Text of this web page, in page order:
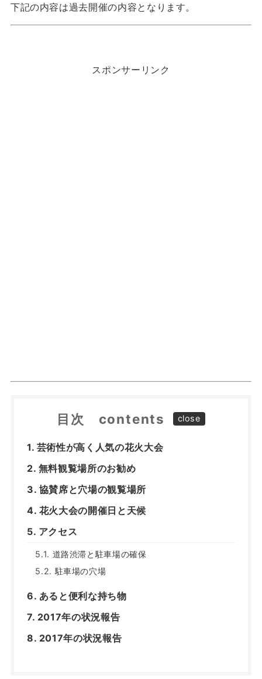
下記の内容は過去開催の内容となります。
スポンサーリンク
目次 contents
芸術性が高く人気の花火大会
無料観覧場所のお勧め
協賛席と穴場の観覧場所
花火大会の開催日と天候
アクセス
道路渋滞と駐車場の確保
駐車場の穴場
あると便利な持ち物
2017年の状況報告
2017年の状況報告